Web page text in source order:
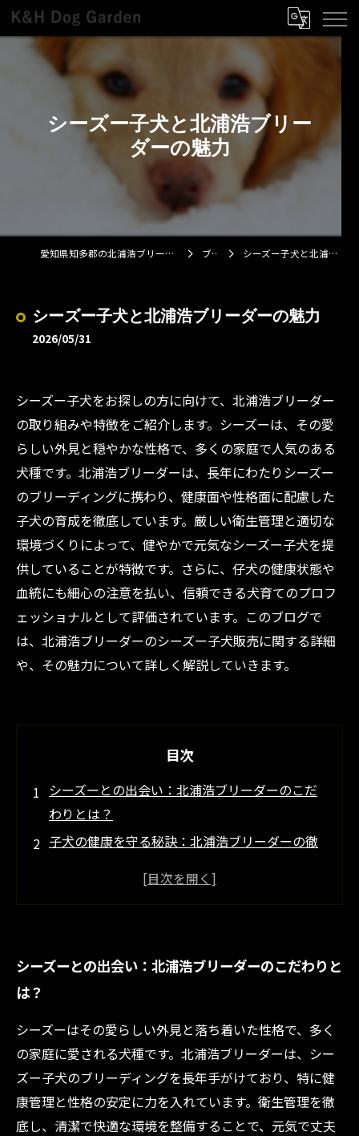
シーズー子犬と北浦浩ブリー
ダーの魅力
愛知県知多郡の北浦浩ブリーダーならK&H Dog Garden ブログ シーズー子犬と北浦浩ブリーダーの魅力
シーズー子犬と北浦浩ブリーダーの魅力
2026/05/31
シーズー子犬をお探しの方に向けて、北浦浩ブリーダー
の取り組みや特徴をご紹介します。シーズーは、その愛
らしい外見と穏やかな性格で、多くの家庭で人気のある
犬種です。北浦浩ブリーダーは、長年にわたりシーズー
のブリーディングに携わり、健康面や性格面に配慮した
子犬の育成を徹底しています。厳しい衛生管理と適切な
環境づくりによって、健やかで元気なシーズー子犬を提
供していることが特徴です。さらに、仔犬の健康状態や
血統にも細心の注意を払い、信頼できる犬育てのプロフ
ェッショナルとして評価されています。このブログで
は、北浦浩ブリーダーのシーズー子犬販売に関する詳細
や、その魅力について詳しく解説していきます。
目次
シーズーとの出会い：北浦浩ブリーダーのこだ
わりとは？
子犬の健康を守る秘訣：北浦浩ブリーダーの徹
愛されるシーズーに育てるための環境づくりと
は？
の販売とサポート体制
シーズー子犬の特徴と北浦浩ブリーダーの魅力
を徹底解説
未来の家族にぴったりのシーズー子犬を見つけ
るポイント
シーズーとの出会い：北浦浩ブリーダーのこだわりと
は？
シーズーはその愛らしい外見と落ち着いた性格で、多く
の家庭に愛される犬種です。北浦浩ブリーダーは、シー
ズー子犬のブリーディングを長年手がけており、特に健
康管理と性格の安定に力を入れています。衛生管理を徹
底し、清潔で快適な環境を整備することで、元気で丈夫